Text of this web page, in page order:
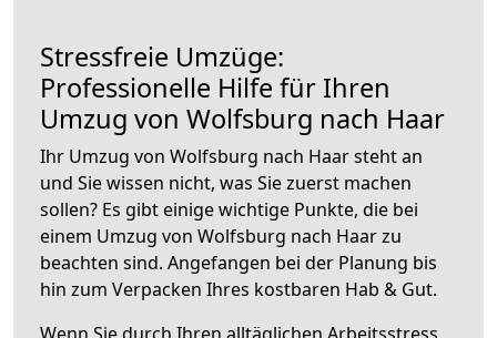
Stressfreie Umzüge:
Professionelle Hilfe für Ihren
Umzug von Wolfsburg nach Haar
Ihr Umzug von Wolfsburg nach Haar steht an
und Sie wissen nicht, was Sie zuerst machen
sollen? Es gibt einige wichtige Punkte, die bei
einem Umzug von Wolfsburg nach Haar zu
beachten sind. Angefangen bei der Planung bis
hin zum Verpacken Ihres kostbaren Hab & Gut.